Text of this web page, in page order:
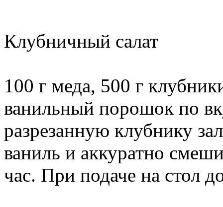
Клубничный салат
100 г меда, 500 г
ванильный порошок по
разрезанную клубнику
ваниль и аккуратно
час. При подаче на стол